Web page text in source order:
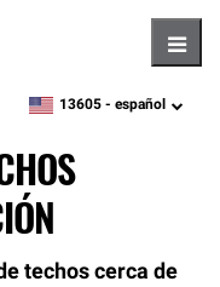
zipcode,language
13605 - español
techos cerca de